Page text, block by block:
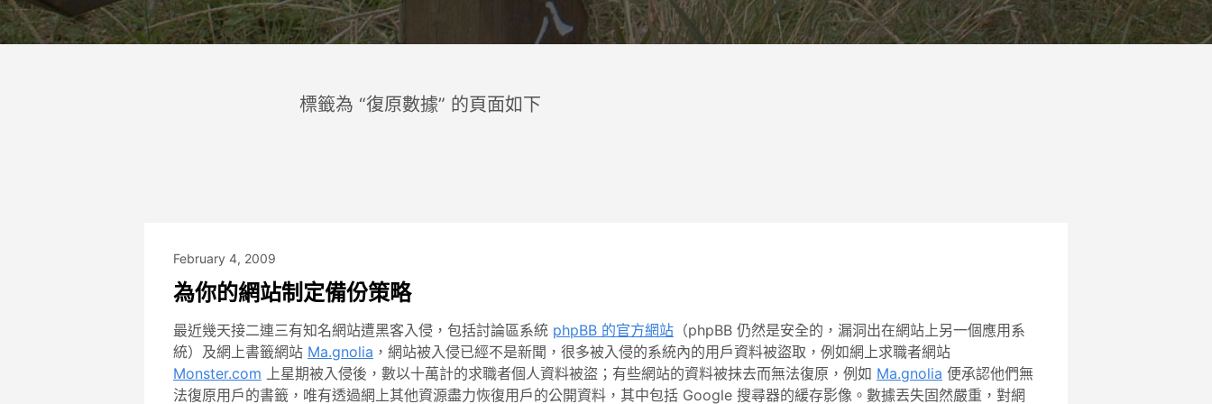
標籤為 “復原數據” 的頁面如下
February 4, 2009
為你的網站制定備份策略
最近幾天接二連三有知名網站遭黑客入侵，包括討論區系統 phpBB 的官方網站 （phpBB 仍然是安全的，漏洞出在網站上另一個應用系
統）及網上書籤網站 Ma.gnolia ，網站被入侵已經不是新聞，很多被入侵的系統內的用戶資料被盜取，例如網上求職者網站
Monster.com 上星期被入侵後，數以十萬計的求職者個人資料被盜；有些網站的資料被抹去而無法復原，例如 Ma.gnolia 便承認他們無
法復原用戶的書籤，唯有透過網上其他資源盡力恢復用戶的公開資料，其中包括 Google 搜尋器的緩存影像。數據丟失固然嚴重，對網